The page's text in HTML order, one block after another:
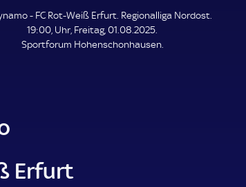
E
L
E
N
- FC Rot-Weiß Erfurt. Regionalliga Nordost.
19:00, Uhr, Freitag, 01.08.2025.
Sportforum Hohenschonhausen.
Erfurt